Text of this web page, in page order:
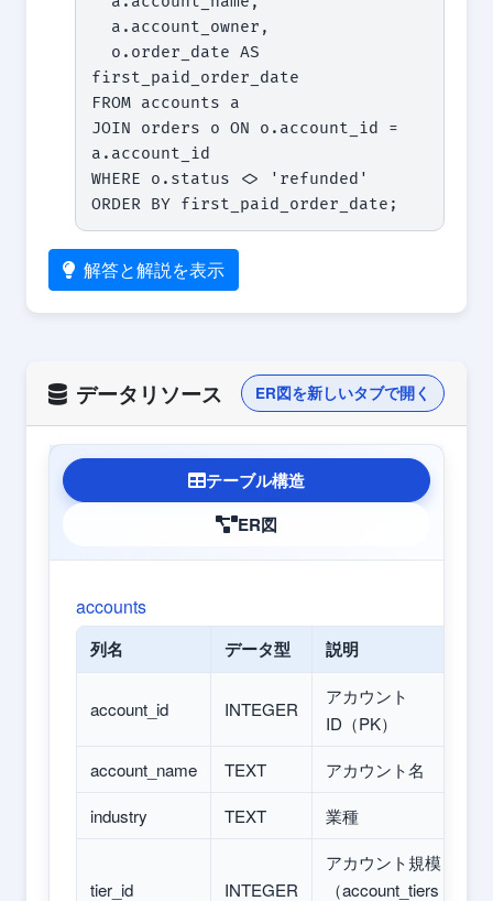
first_paid_order_date
FROM accounts a
JOIN orders o ON o.account_id =
a.account_id
WHERE o.status <> 'refunded'
ORDER BY first_paid_order_date;
解答と解説を表示
データリソース ER図を新しいタブで開く
テーブル構造
ER図
accounts
列名 データ型 説明
account_id INTEGER
アカウント
ID（PK）
account_name
TEXT
アカウント名
industry
TEXT 業種
tier_id INTEGER
アカウント規模
（account_tiers